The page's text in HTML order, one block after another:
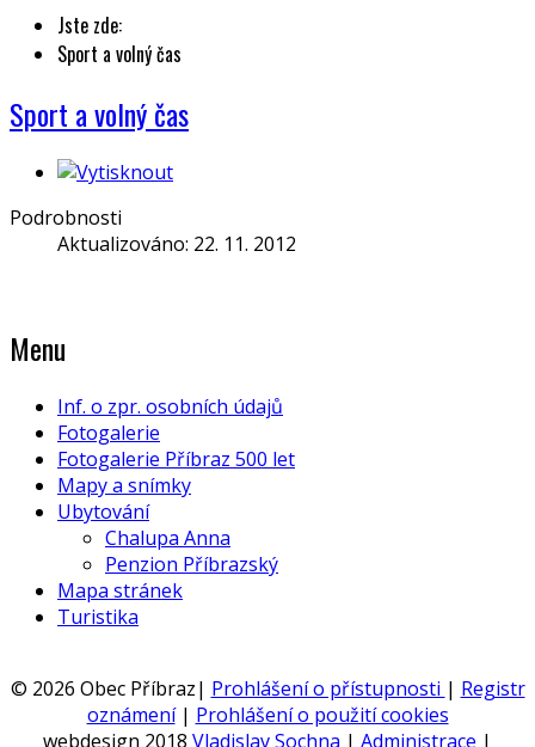
Jste zde:
Sport a volný čas
Sport a volný čas
Podrobnosti
Aktualizováno: 22. 11. 2012
Menu
Inf. o zpr. osobních údajů
Fotogalerie
Fotogalerie Příbraz 500 let
Mapy a snímky
Ubytování
Chalupa Anna
Penzion Příbrazský
Mapa stránek
Turistika
© 2026 Obec Příbraz| Prohlášení o přístupnosti | Registr
oznámení| Prohlášení o použití cookies
webdesign 2018 Vladislav Sochna | Administrace |